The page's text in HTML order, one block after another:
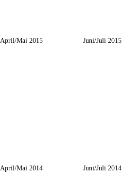
April/Mai 2015 Juni/Juli 2015
April/Mai 2014 Juni/Juli 2014